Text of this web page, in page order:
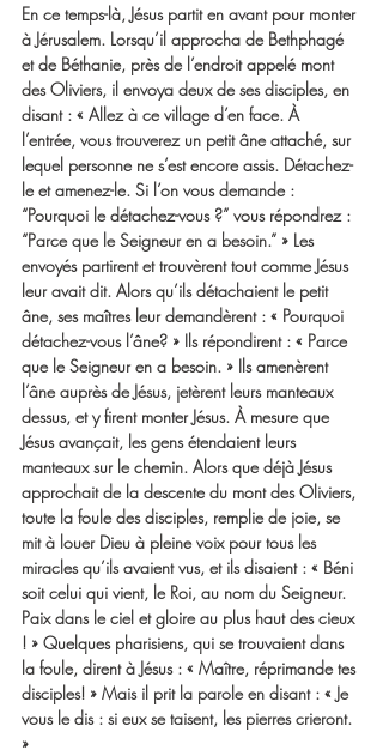
En ce temps-là, Jésus partit en avant pour monter
à Jérusalem. Lorsqu’il approcha de Bethphagé
et de Béthanie, près de l’endroit appelé mont
des Oliviers, il envoya deux de ses disciples, en
disant : « Allez à ce village d’en face. À
l’entrée, vous trouverez un petit âne attaché, sur
lequel personne ne s’est encore assis. Détachez-
le et amenez-le. Si l’on vous demande :
“Pourquoi le détachez-vous ?” vous répondrez :
“Parce que le Seigneur en a besoin.” » Les
envoyés partirent et trouvèrent tout comme Jésus
leur avait dit. Alors qu’ils détachaient le petit
âne, ses maîtres leur demandèrent : « Pourquoi
détachez-vous l’âne? » Ils répondirent : « Parce
que le Seigneur en a besoin. » Ils amenèrent
l’âne auprès de Jésus, jetèrent leurs manteaux
dessus, et y firent monter Jésus. À mesure que
Jésus avançait, les gens étendaient leurs
manteaux sur le chemin. Alors que déjà Jésus
approchait de la descente du mont des Oliviers,
toute la foule des disciples, remplie de joie, se
mit à louer Dieu à pleine voix pour tous les
miracles qu’ils avaient vus, et ils disaient : « Béni
soit celui qui vient, le Roi, au nom du Seigneur.
Paix dans le ciel et gloire au plus haut des cieux
! » Quelques pharisiens, qui se trouvaient dans
la foule, dirent à Jésus : « Maître, réprimande tes
disciples! » Mais il prit la parole en disant : « Je
vous le dis : si eux se taisent, les pierres crieront.
»